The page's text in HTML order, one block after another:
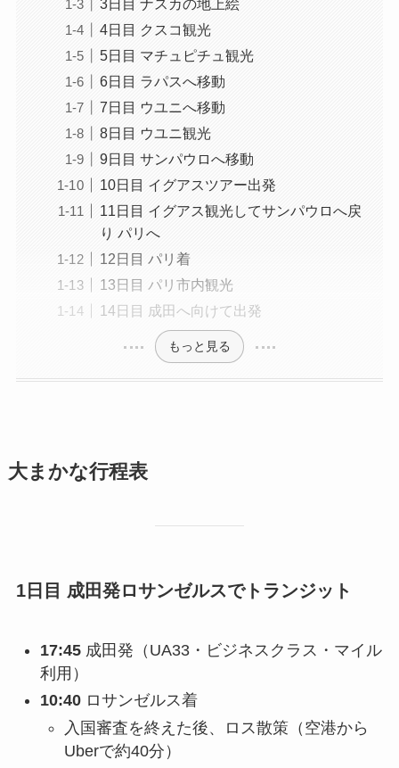
4日目 クスコ観光
5日目 マチュピチュ観光
6日目 ラパスへ移動
7日目 ウユニへ移動
8日目 ウユニ観光
9日目 サンパウロへ移動
10日目 イグアスツアー出発
11日目 イグアス観光してサンパウロへ戻
り パリへ
12日目 パリ着
13日目 パリ市内観光
14日目 成田へ向けて出発
もっと見る
大まかな行程表
1日目 成田発ロサンゼルスでトランジット
17:45成田発（UA33・ビジネスクラス・マイル
利用）
10:40ロサンゼルス着
入国審査を終えた後、ロス散策（空港から
Uberで約40分）